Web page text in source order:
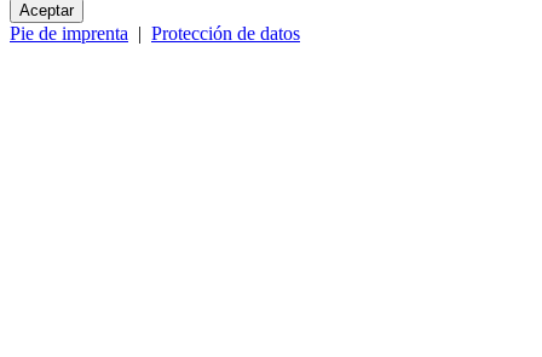
Aceptar
Pie de imprenta | Protección de datos